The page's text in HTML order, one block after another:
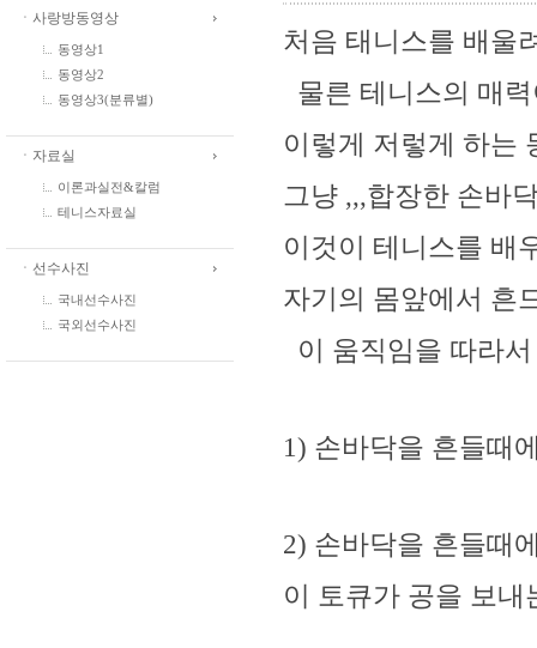
ㆍ사랑방동영상
동영상1
동영상2
동영상3(분류별)
ㆍ자료실
이론과실전&칼럼
테니스자료실
ㆍ선수사진
국내선수사진
국외선수사진
처음 태니스를 배울
물른 테니스의 매
이렇게 저렇게 하는
그냥 ,,,합장한 손바
이것이 테니스를 배
자기의 몸앞에서 흔
이 움직임을 따라
1) 손바닥을 흔들때
2) 손바닥을 흔들때
이 토큐가 공을 보